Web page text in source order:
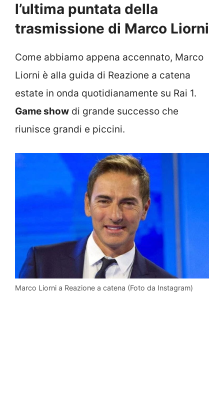
l’ultima puntata della
trasmissione di Marco Liorni
Come abbiamo appena accennato, Marco
Liorni è alla guida di Reazione a catena
estate in onda quotidianamente su Rai 1.
Game show di grande successo che
riunisce grandi e piccini.
Marco Liorni a Reazione a catena (Foto da Instagram)